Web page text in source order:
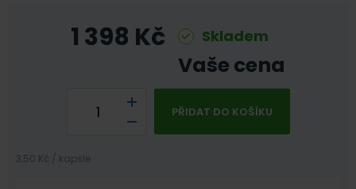
1 398 Kč Skladem
Vaše cena
PŘIDAT DO KOŠÍKU
3,50 Kč / kapsle